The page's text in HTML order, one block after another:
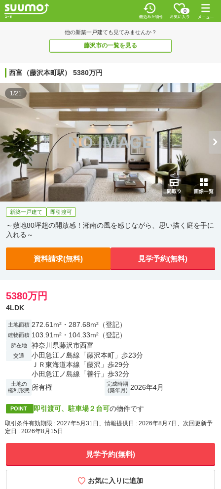
0
他の新築一戸建ても見てみませんか？
藤沢市の一覧を見る
西富（藤沢本町駅） 5380万円
1/21
新築一戸建て 即引渡可
～敷地80坪超の開放感！湘南の風を感じながら、思い描く庭を手に
入れる～
資料請求(無料) 見学予約(無料)
5380万円
4LDK
土地面積 272.61m²・287.68m²（登記）
建物面積 103.91m²・104.33m²（登記）
所在地 神奈川県藤沢市西富
交通
小田急江ノ島線「藤沢本町」歩23分
ＪＲ東海道本線「藤沢」歩29分
小田急江ノ島線「善行」歩32分
土地の
権利形態 所有権
完成時期
(築年月) 2026年4月
POINT 即引渡可、駐車場２台可の物件です
取引条件有効期限 : 2027年5月31日、情報提供日 : 2026年8月7日、次回更新予
定日 : 2026年8月15日
見学予約(無料)
お気に入りに追加